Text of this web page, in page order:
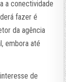
a conectividade
fazer é
da agência
embora até
de